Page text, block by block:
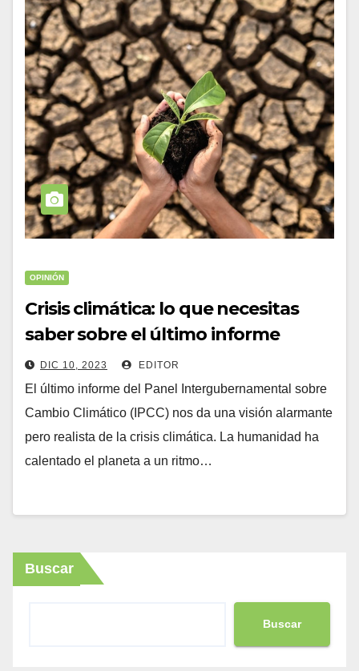
OPINIÓN
Crisis climática: lo que necesitas
saber sobre el último informe
DIC 10, 2023 EDITOR
El último informe del Panel Intergubernamental sobre
Cambio Climático (IPCC) nos da una visión alarmante
pero realista de la crisis climática. La humanidad ha
calentado el planeta a un ritmo…
Buscar
Buscar